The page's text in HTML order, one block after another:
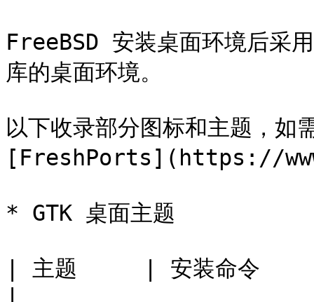
FreeBSD 安装桌面环境后采
库的桌面环境。
以下收录部分图标和主题，如
[FreshPorts](https://
* GTK 桌面主题
| 主题     | 安装命令